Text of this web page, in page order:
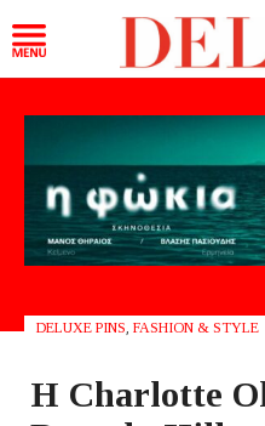
DELUXE PINS FASHION & STYLE
Η Charlotte